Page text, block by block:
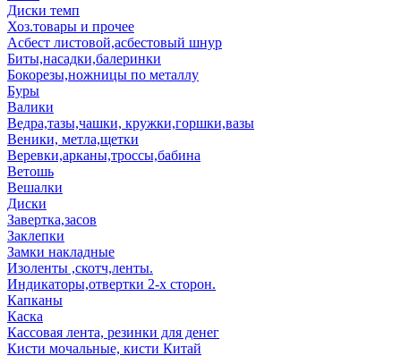
Диски темп
Хоз.товары и прочее
Асбест листовой,асбестовый шнур
Биты,насадки,балеринки
Бокорезы,ножницы по металлу
Буры
Валики
Ведра,тазы,чашки, кружки,горшки,вазы
Веники, метла,щетки
Веревки,арканы,троссы,бабина
Ветошь
Вешалки
Диски
Завертка,засов
Заклепки
Замки накладные
Изоленты ,скотч,ленты.
Индикаторы,отвертки 2-х сторон.
Капканы
Каска
Кассовая лента, резинки для денег
Кисти мочальные, кисти Китай